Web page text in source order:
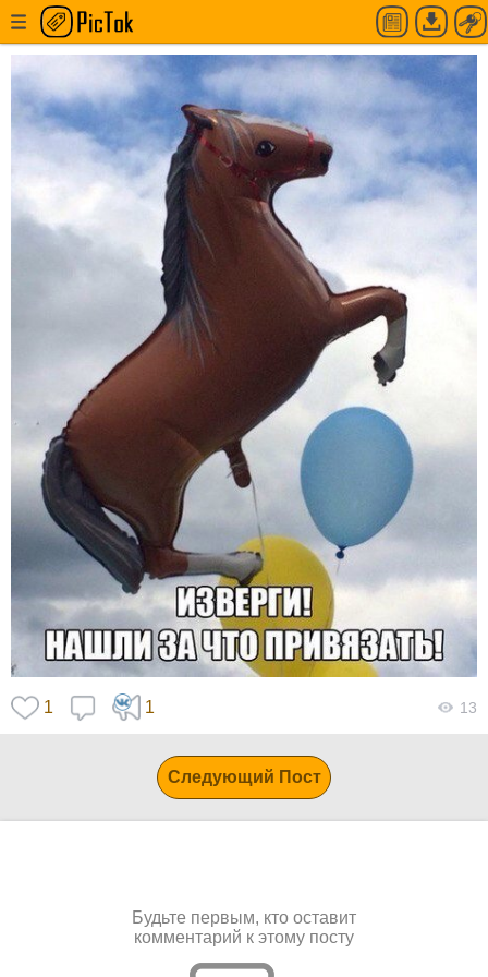
Надувного коня привязали за член
1 1 13
Следующий Пост
Будьте первым, кто оставит
комментарий к этому посту